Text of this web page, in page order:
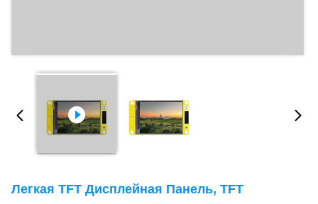
Легкая TFT Дисплейная Панель, TFT